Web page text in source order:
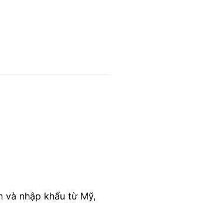
và nhập khẩu từ Mỹ,